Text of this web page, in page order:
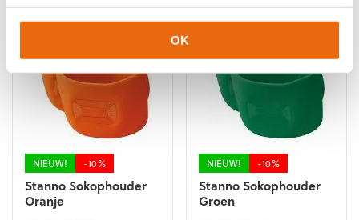
OK
NIEUW! -10%
Stanno Sokophouder
Oranje
NIEUW! -10%
Stanno Sokophouder
Groen